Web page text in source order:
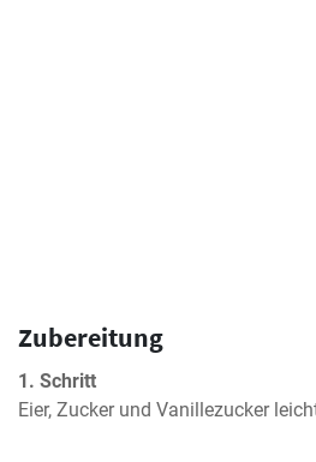
Zubereitung
1. Schritt
Eier, Zucker und Vanillezucker